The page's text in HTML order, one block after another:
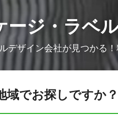
ージ・ラベ
デザイン会社が見つかる
域でお探しですか？